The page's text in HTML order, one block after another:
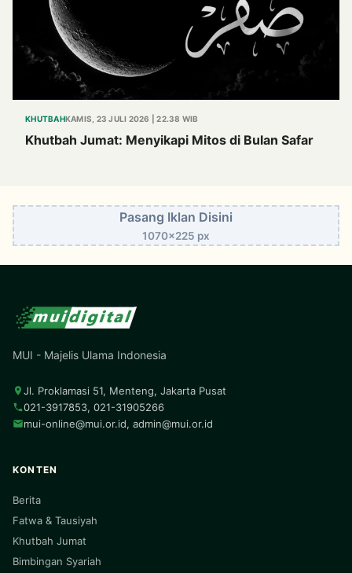
KHUTBAHKAMIS, 23 JULI 2026 | 22.38 WIB
Khutbah Jumat: Menyikapi Mitos di Bulan Safar
Pasang Iklan Disini
1070x225 px
MUI - Majelis Ulama Indonesia
Jl. Proklamasi 51, Menteng, Jakarta Pusat
021-3917853, 021-31905266
mui-online@mui.or.id, admin@mui.or.id
KONTEN
Berita
Fatwa & Tausiyah
Khutbah Jumat
Bimbingan Syariah